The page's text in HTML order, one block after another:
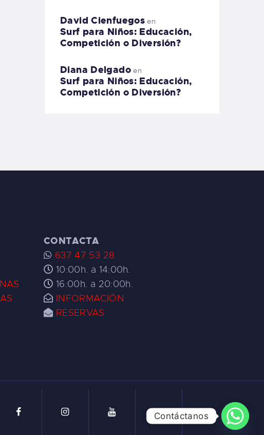
David Cienfuegos en
Surf para Niños: Educación,
Competición o Diversión?
Diana Delgadoen
Surf para Niños: Educación,
Competición o Diversión?
CONTACTA
637 47 53 28
10:00h. a 14:00h.
16:00h. a 20:00h.
INFORMACIÓN
RESERVAS
Contáctanos